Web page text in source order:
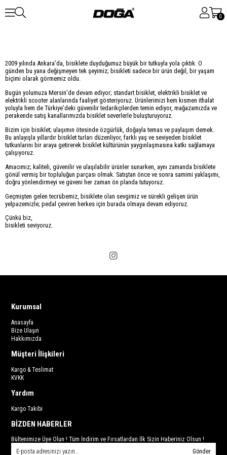
0
2009 yılında Ankara’da, bisiklete duyduğumuz büyük bir tutkuyla yola çıktık. O
günden bu yana değişmeyen tek şeyimiz; bisikleti sadece bir ürün değil, bir yaşam
biçimi olarak görmemiz oldu.
Bugün yolumuza Mersin’de devam ediyor; standart bisiklet, elektrikli bisiklet ve
elektrikli scooter alanlarında faaliyet gösteriyoruz. Ürünlerimizi hem kısmen ithalat
yoluyla hem de Türkiye’deki güvenilir tedarikçilerden temin ediyor, mağazamızda ve
perakende satış kanallarımızda bisiklet severlerle buluşturuyoruz.
Bizim için bisiklet; ulaşımın ötesinde özgürlük, doğayla temas ve paylaşım demek.
Bu anlayışla yıllardır bisiklet turları düzenliyor, farklı yaş ve seviyeden bisiklet
tutkunlarını bir araya getirerek bisiklet kültürünün yaygınlaşmasına katkı sağlamaya
çalışıyoruz.
Amacımız; kaliteli, güvenilir ve ulaşılabilir ürünler sunarken, aynı zamanda bisiklete
gönül vermiş bir topluluğun parçası olmak. Satıştan önce ve sonra samimi yaklaşımı,
doğru yönlendirmeyi ve güveni her zaman ön planda tutuyoruz.
Geçmişten gelen tecrübemiz, bisiklete olan sevgimiz ve sürekli gelişen ürün
yelpazemizle; pedal çeviren herkes için burada olmaya devam ediyoruz.
Çünkü biz,
bisikleti seviyoruz.
Kurumsal
Anasayfa
Bize Ulaşın
Hakkımızda
Müşteri İlişkileri
Kargo & Teslimat
KVKK
Yardım
Kargo Takibi
BİZDEN HABERLER
Bültenimize Üye Olun ! Tüm İndirim ve Fırsatlardan İlk Sizin Haberiniz Olsun !
Gönder